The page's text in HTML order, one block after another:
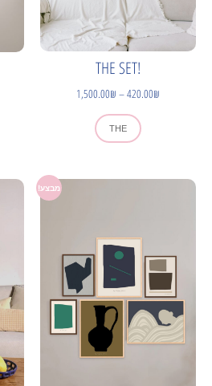
!THE SET
420.00₪
–
1,500.00₪
THE
מבצע!